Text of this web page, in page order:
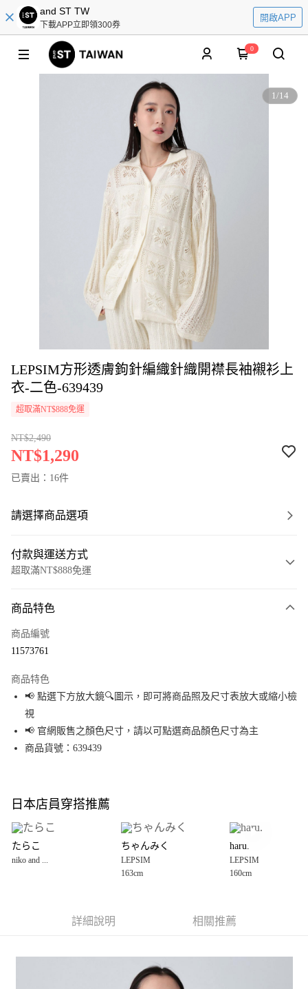
and ST TW
下載APP立即領300券
開啟APP
0
1/14
LEPSIM方形透膚鉤針編織針織開襟長袖襯衫上
衣-二色-639439
超取滿NT$888免運
NT$2,490
NT$1,290
已賣出：16件
請選擇商品選項
付款與運送方式
超取滿NT$888免運
信用卡一次付款
Apple Pay
街口支付
悠遊付
全盈+PAY
大哥付你分期
【大哥付你分期使用說明】
1.本服務由台灣大哥大提供，台灣大哥大用戶可立即使用無須另外申請。
2.付款方式選擇「大哥付你分期」，訂單成立後會自動跳轉到大哥付的交易
3.實際核准額度、可分期數及費用金額請依後續交易確認頁面所載為準。
4.訂單成立30分鐘內，如未前往確認交易或遇審核未通過，訂單將自動取
1.分期款項不併入電信帳單，「大哥付你分期」於每月結算日後寄送繳費提
AFTEE先享後付
３．安心：先確認商品／服務後，再付款。
【「AFTEE先享後付」結帳流程】
每筆NT$80，滿NT$888(含以上)免運費
商品特色
商品編號
11573761
商品特色
📢 點選下方放大鏡🔍圖示，即可將商品照及尺寸表放大或縮小檢
視
📢 官網販售之顏色尺寸，請以可點選商品顏色尺寸為主
商品貨號：639439
日本店員穿搭推薦
たらこ
niko and ...
ちゃんみく
LEPSIM
163cm
haru.
LEPSIM
160cm
詳細說明 相關推薦